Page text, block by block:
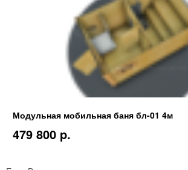
Модульная мобильная баня бл-01 4м
479 800 p.